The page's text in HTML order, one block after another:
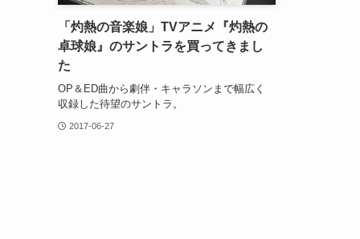
「灼熱の音楽娘」TVアニメ『灼熱の
卓球娘』のサントラを買ってきまし
た
OP＆ED曲から劇伴・キャラソンまで幅広く
収録した待望のサントラ。
2017-06-27